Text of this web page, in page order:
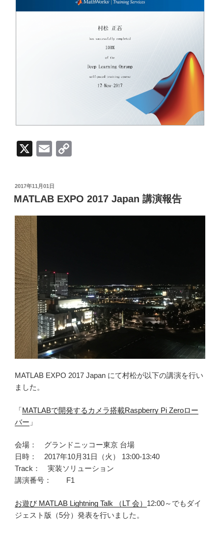
X
E
ail
y
Li
投
稿
日:
2017年11月01日
MATLAB EXPO 2017 Japan 講演報告
MATLAB EXPO 2017 Japan にて村松が以下の講演を行い
ました。
「MATLABで開発するカメラ搭載Raspberry Pi Zeroロー
バー 」
会場： グランドニッコー東京 台場
日時： 2017年10月31日（火） 13:00-13:40
Track： 実装ソリューション
講演番号： F1
お遊び MATLAB Lightning Talk （LT 会） 12:00～でもダイ
ジェスト版（5分）発表を行いました。